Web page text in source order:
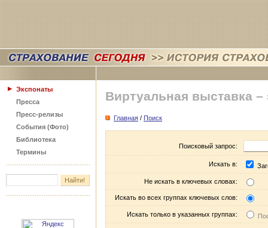
Экспонаты
Пресса
Пресс-релизы
События (Фото)
Библиотека
Термины
Виртуальная выставка –
Главная / Поиск
Поисковый запрос:
Искать в:
Не искать в ключевых словах:
Искать во всех группах ключевых слов:
Искать только в указанных группах: